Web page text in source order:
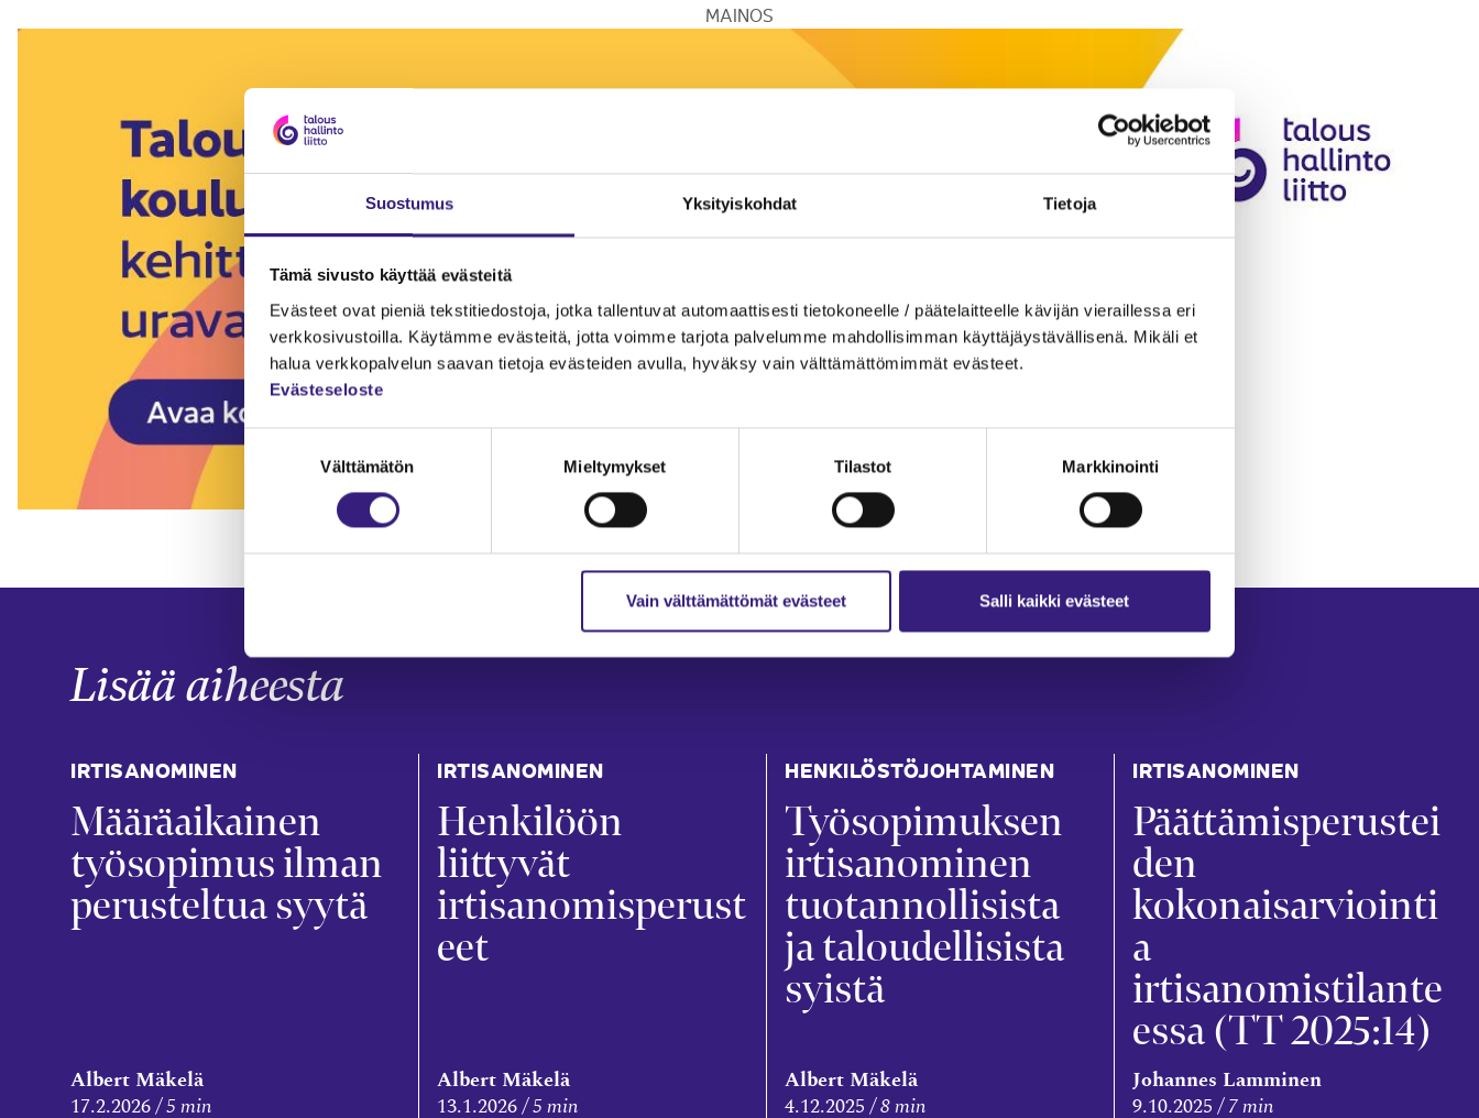
Suostumus Yksityiskohdat Tietoja
Tämä sivusto käyttää evästeitä
Evästeet ovat pieniä tekstitiedostoja, jotka tallentuvat automaattisesti tietokoneelle / päätelaitteelle kävijän vieraillessa eri
verkkosivustoilla. Käytämme evästeitä, jotta voimme tarjota palvelumme mahdollisimman käyttäjäystävällisenä. Mikäli et
halua verkkopalvelun saavan tietoja evästeiden avulla, hyväksy vain välttämättömimmät evästeet.
Evästeseloste
Suostumuksen
Välttämätön Mieltymykset Tilastot Markkinointi
Vain välttämättömät evästeet Salli kaikki evästeet
MAINOS
Lisää aiheesta
IRTISANOMINEN
Määräaikainen
työsopimus ilman
perusteltua syytä
Albert Mäkelä
17.2.2026 5 min
IRTISANOMINEN
Henkilöön
liittyvät
irtisanomisperust
eet
Albert Mäkelä
13.1.2026 5 min
HENKILÖSTÖJOHTAMINEN
Työsopimuksen
irtisanominen
tuotannollisista
ja taloudellisista
syistä
Albert Mäkelä
4.12.2025
8 min
IRTISANOMINEN
Päättämisperustei
den
kokonaisarviointi
a
irtisanomistilante
essa (TT 2025:14)
Johannes Lamminen
9.10.2025
7 min